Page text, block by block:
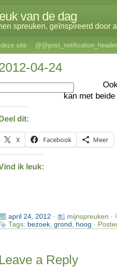
van de dag
spreuken, geïnspireerd door
site @@post_notification_header
04-24
kan met
Deel dit:
X Facebook Meer
ik leuk:
april 24, 2012 ·
mijnspreuken ·
Tags: bezoek, grond hoog ·
Leave a Reply